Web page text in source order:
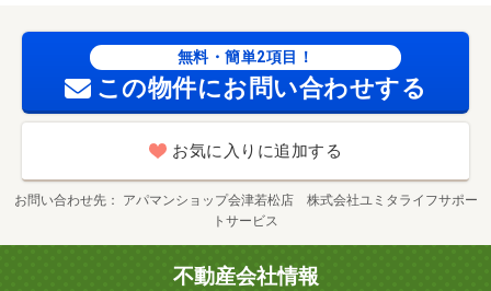
無料・簡単2項目！
この物件にお問い合わせする
お気に入りに追加する
お問い合わせ先
アパマンショップ会津若松店 株式会社ユミタライフサポー
トサービス
不動産会社情報